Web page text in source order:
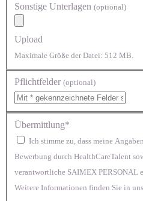
Sonstige Unterlagen (optional)
Upload
Maximale Größe der Datei: 512 MB.
Pflichtfelder (optional)
Übermittlung*
Ich stimme zu, dass meine
Bewerbung durch HealthCareTalent sowie die organisatorisch
verantwortliche SAIMEX PERSONAL erhoben und verarbeitet werden.